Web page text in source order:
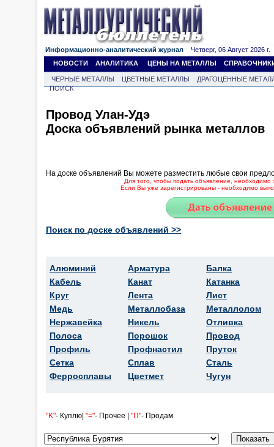
Информационно-аналитический журнал Четверг, 06 Август 2026 г.
НОВОСТИ
АНАЛИТИКА ЦЕНЫ НА МЕТАЛЛЫ
ЧЕРНЫЕ МЕТАЛЛЫ ЦВЕТНЫЕ МЕТАЛЛЫ
ДРАГОЦЕННЫЕ
ПОИСК
Провод Улан-Удэ
Доска объявлений рынка металлов
На доске объявлений Вы можете разместить любые свои
Для того, чтобы подать объявление, необходимо
Если Вы уже зарегистрированы - необходимо
Поиск по доске объявлений >>
Алюминий
Кабель
Круг
Медь
Нержавейка
Полоса
Профиль
Сетка
Ферросплавы
Арматура
Канат
Лента
Металлобаза
Никель
Порошок
Профнастил
Сплав
Цветмет
Балка
Катанка
Лист
Металлолом
Отливка
Провод
Пруток
Сталь
Чугун
"K"- Куплю| "="- Прочее | "П"- Продам